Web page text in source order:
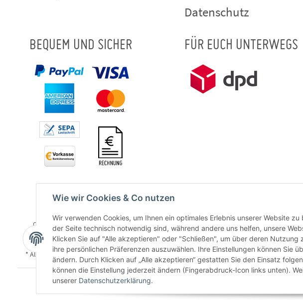
Datenschutz
BEQUEM UND SICHER FÜR EUCH UNTERWEGS
* Alle Preise inkl. gesetzlicher USt., zzgl.Versand
Wie wir Cookies & Co nutzen
Wir verwenden Cookies, um Ihnen ein optimales Erlebnis unserer Website
der Seite technisch notwendig sind, während andere uns helfen, unsere
Klicken Sie auf "Alle akzeptieren" oder "Schließen", um über deren Nutzung
ihre persönlichen Präferenzen auszuwählen. Ihre Einstellungen können Sie
ändern. Durch Klicken auf „Alle akzeptieren“ gestatten Sie den Einsatz
können die Einstellung jederzeit ändern (Fingerabdruck-Icon links unten).
unserer Datenschutzerklärung.